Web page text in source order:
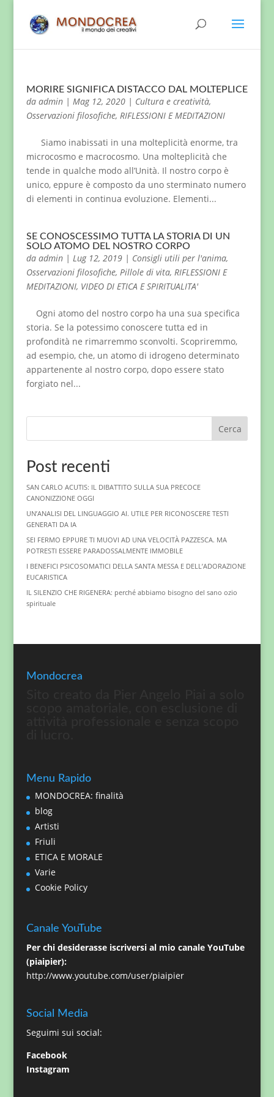
MORIRE SIGNIFICA DISTACCO DAL MOLTEPLICE
da admin| Mag 12, 2020| Cultura e creatività,
Osservazioni filosofiche, RIFLESSIONI E MEDITAZIONI
Siamo inabissati in una molteplicità enorme, tra
microcosmo e macrocosmo. Una molteplicità che
tende in qualche modo all’Unità. Il nostro corpo è
unico, eppure è composto da uno sterminato numero
di elementi in continua evoluzione. Elementi...
SE CONOSCESSIMO TUTTA LA STORIA DI UN
SOLO ATOMO DEL NOSTRO CORPO
da admin| Lug 12, 2019| Consigli utili per l'anima,
Osservazioni filosofiche, Pillole di vita, RIFLESSIONI E
MEDITAZIONI, VIDEO DI ETICA E SPIRITUALITA'
Ogni atomo del nostro corpo ha una sua specifica
storia. Se la potessimo conoscere tutta ed in
profondità ne rimarremmo sconvolti. Scopriremmo,
ad esempio, che, un atomo di idrogeno determinato
appartenente al nostro corpo, dopo essere stato
forgiato nel...
Cerca
Post recenti
SAN CARLO ACUTIS: IL DIBATTITO SULLA SUA PRECOCE
CANONIZZIONE OGGI
UN’ANALISI DEL LINGUAGGIO AI. UTILE PER RICONOSCERE TESTI
GENERATI DA IA
SEI FERMO EPPURE TI MUOVI AD UNA VELOCITÀ PAZZESCA. MA
POTRESTI ESSERE PARADOSSALMENTE IMMOBILE
I BENEFICI PSICOSOMATICI DELLA SANTA MESSA E DELL’ADORAZIONE
EUCARISTICA
IL SILENZIO CHE RIGENERA: perché abbiamo bisogno del sano ozio
spirituale
Mondocrea
Menu Rapido
MONDOCREA: finalità
blog
Artisti
Friuli
ETICA E MORALE
Varie
Cookie Policy
Canale YouTube
Per chi desiderasse iscriversi al mio canale YouTube
(piaipier):
http://www.youtube.com/user/piaipier
Social Media
Seguimi sui social:
Facebook
Instagram